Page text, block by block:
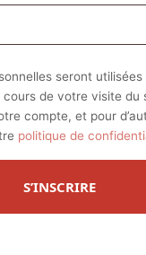
seront
de votre visite du
compte, et pour
politique de
S’INSCRIRE